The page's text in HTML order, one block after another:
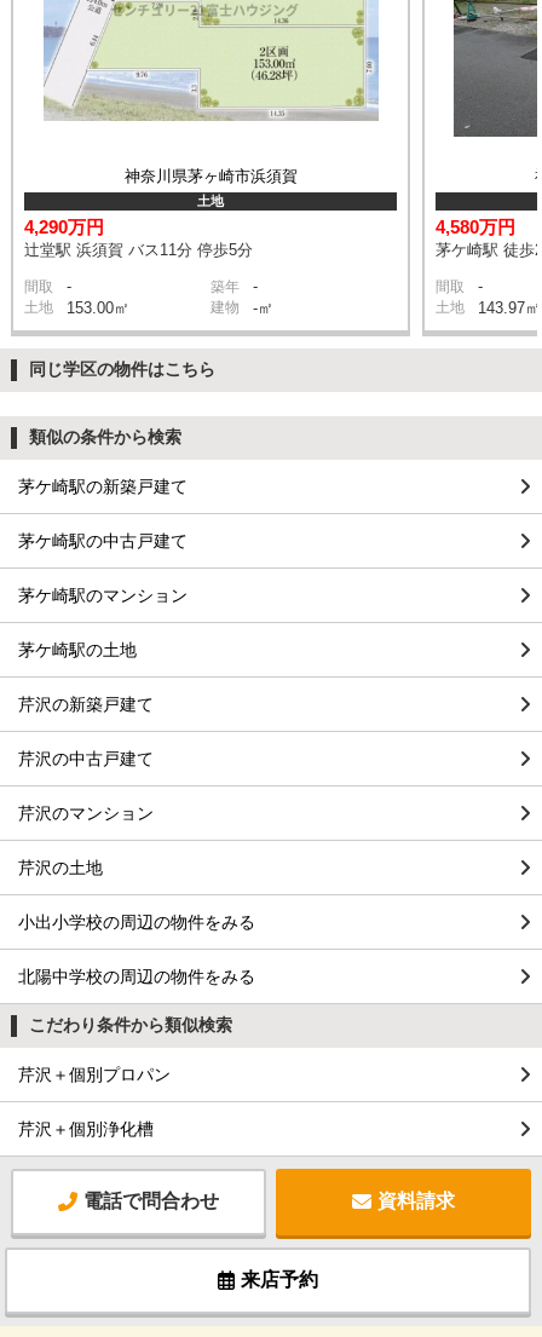
神奈川県茅ヶ崎市浜須賀
土地
4,290万円
辻堂駅 浜須賀 バス11分 停歩5分
間取 - 築年 -
土地 153.00㎡ 建物 -㎡
4,580万円
茅ケ崎駅 徒歩
間取 -
土地 143.97㎡
同じ学区の物件はこちら
類似の条件から検索
茅ケ崎駅の新築戸建て
茅ケ崎駅の中古戸建て
茅ケ崎駅のマンション
茅ケ崎駅の土地
芹沢の新築戸建て
芹沢の中古戸建て
芹沢のマンション
芹沢の土地
小出小学校の周辺の物件をみる
北陽中学校の周辺の物件をみる
こだわり条件から類似検索
芹沢＋個別プロパン
芹沢＋個別浄化槽
電話で問合わせ 資料請求
来店予約